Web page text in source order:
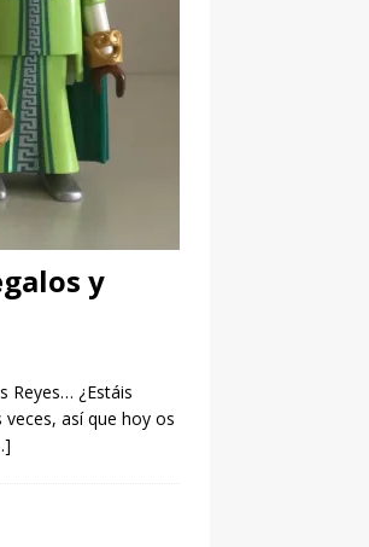
y
Reyes… ¿Estáis
así que hoy os